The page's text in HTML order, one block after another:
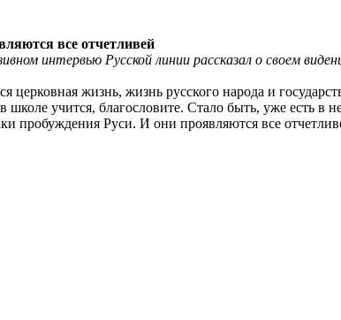
все отчетливей
интервью Русской линии рассказал о своем
церковная жизнь, жизнь русского народа и
учится, благословите. Стало быть, уже есть
пробуждения Руси. И они проявляются все